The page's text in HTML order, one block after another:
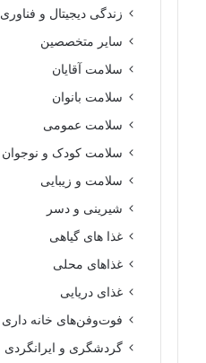
زندگی دیجیتال و فناوری
سایر متخصصین
سلامت آقایان
سلامت بانوان
سلامت عمومی
سلامت کودک و نوجوان
سلامت و زیبایی
شیرینی و دسر
غذا های گیاهی
غذاهای محلی
غذای دریایی
فوت‌وفن‌های خانه داری
گردشگری و ایرانگردی